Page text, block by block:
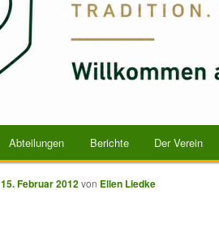
Abteilungen Berichte Der Verein
15. Februar 2012von Ellen Liedke